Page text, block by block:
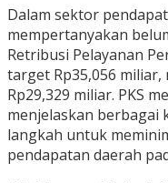
Dalam sektor
mempertanyakan
Retribusi Pelayanan
target Rp35,056 miliar,
Rp29,329 miliar. PKS
menjelaskan berbagai
langkah untuk
pendapatan daerah